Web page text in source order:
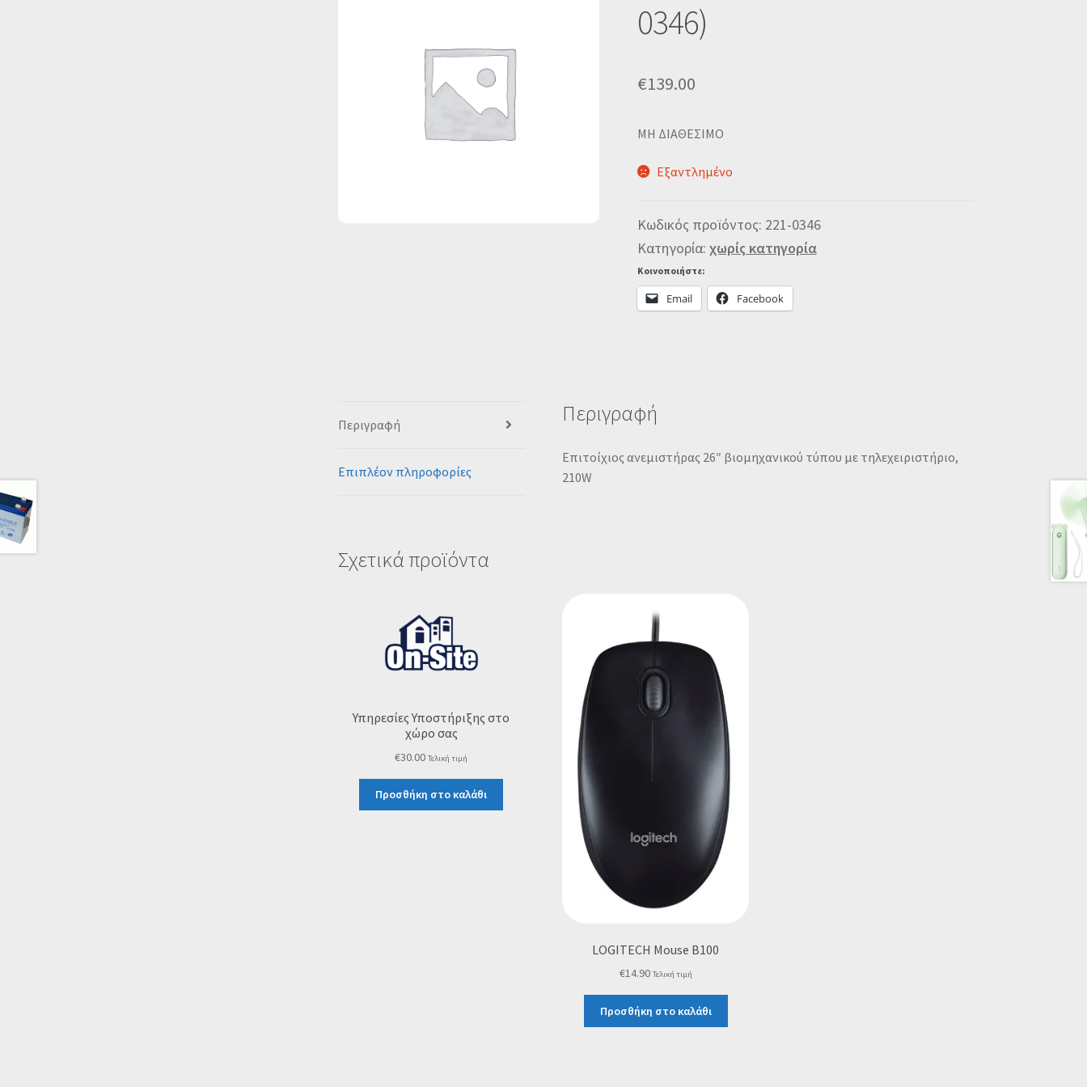
0346)
€139.00
MΗ ΔΙΑΘΕΣΙΜΟ
Εξαντλημένο
Κωδικός προϊόντος: 221-0346
Κατηγορία: χωρίς κατηγορία
Κοινοποιήστε:
Email Facebook
Περιγραφή
Επιπλέον πληροφορίες
Περιγραφή
Επιτοίχιος ανεμιστήρας 26″ βιομηχανικού τύπου με τηλεχειριστήριο,
210W
Σχετικά προϊόντα
Υπηρεσίες Υποστήριξης στο
χώρο σας
€30.00 Τελική τιμή
Προσθήκη στο καλάθι
LOGITECH Mouse B100
€14.90 Τελική τιμή
Προσθήκη στο καλάθι